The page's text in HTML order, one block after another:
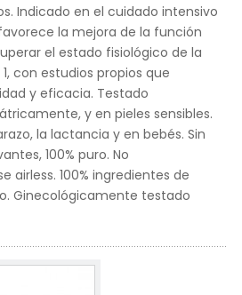
Indicado en el cuidado intensivo
la mejora de la función
el estado fisiológico de la
con estudios propios que
y eficacia. Testado
y en pieles sensibles.
la lactancia y en bebés. Sin
100% puro. No
airless. 100% ingredientes de
Ginecológicamente testado